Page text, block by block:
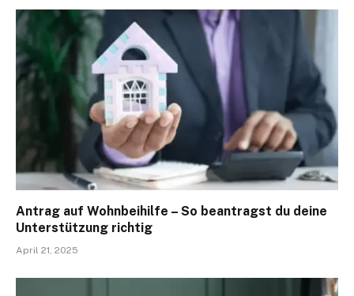
Antrag auf Wohnbeihilfe – So beantragst du deine
Unterstützung richtig
April 21, 2025